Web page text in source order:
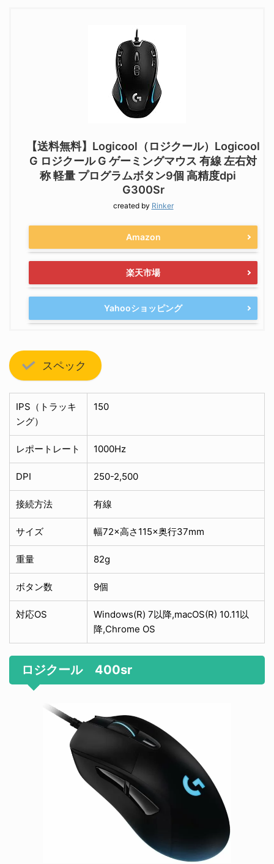
【送料無料】Logicool（ロジクール）Logicool
G ロジクール G ゲーミングマウス 有線 左右対
称 軽量 プログラムボタン9個 高精度dpi
G300Sr
created by Rinker
Amazon
楽天市場
Yahooショッピング
スペック
IPS（トラッキ
ング）
150
レポートレート 1000Hz
DPI 250-2,500
接続方法 有線
サイズ 幅72×高さ115×奥行37mm
重量 82g
ボタン数 9個
対応OS
Windows(R) 7以降,macOS(R) 10.11以
降,Chrome OS
ロジクール 400sr